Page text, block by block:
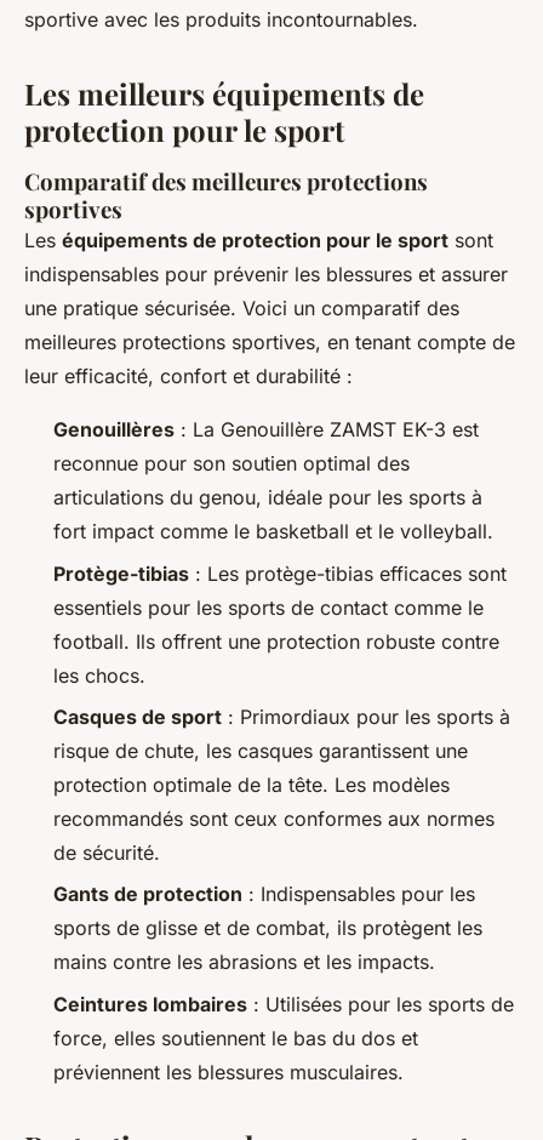
sportive avec les produits incontournables.
Les meilleurs équipements de
protection pour le sport
Comparatif des meilleures protections
sportives
Les équipements de protection pour le sport sont
indispensables pour prévenir les blessures et assurer
une pratique sécurisée. Voici un comparatif des
meilleures protections sportives, en tenant compte de
leur efficacité, confort et durabilité :
Genouillères : La Genouillère ZAMST EK-3 est
reconnue pour son soutien optimal des
articulations du genou, idéale pour les sports à
fort impact comme le basketball et le volleyball.
Protège-tibias : Les protège-tibias efficaces sont
essentiels pour les sports de contact comme le
football. Ils offrent une protection robuste contre
les chocs.
Casques de sport : Primordiaux pour les sports à
risque de chute, les casques garantissent une
protection optimale de la tête. Les modèles
recommandés sont ceux conformes aux normes
de sécurité.
Gants de protection : Indispensables pour les
sports de glisse et de combat, ils protègent les
mains contre les abrasions et les impacts.
Ceintures lombaires : Utilisées pour les sports de
force, elles soutiennent le bas du dos et
préviennent les blessures musculaires.